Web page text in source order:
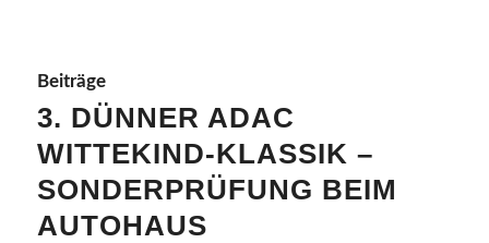
Beiträge
3. DÜNNER ADAC
WITTEKIND-KLASSIK –
SONDERPRÜFUNG BEIM
AUTOHAUS